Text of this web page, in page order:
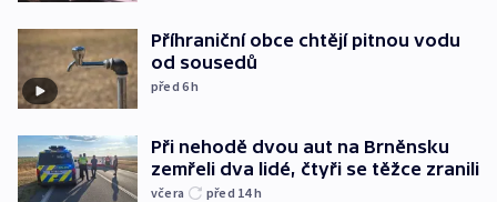
Příhraniční obce chtějí pitnou vodu
od sousedů
před 6h
Při nehodě dvou aut na Brněnsku
zemřeli dva lidé, čtyři se těžce zranili
včera před 14h